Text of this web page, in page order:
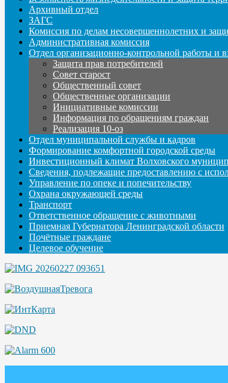
Архивный отдел
ЗАГС
Комиссия по делам несовершеннолетних и
Административная комиссия
Отдел организационно-контрольной работы и
Защита прав потребителей
Совет старост
Общественный совет
Общественные организации
Инициативные комиссии
Информация по обращениям граждан
Реализация 10-оз
Отдел муниципальной службы и кадров
Формирование комфортной городской среды
Инвестиционный климат Волховского
Сведения, подлежащие предоставлению с
Управление по опеке и попечительству
Охрана окружающей среды
Транспорт
Ответственное обращение с животными
Приемная Губернатора Ленинградской области
Почётные граждане
Целевое обучение